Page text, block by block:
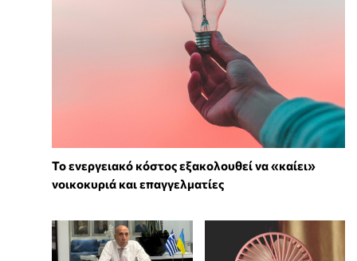
Το ενεργειακό κόστος εξακολουθεί να «καίει»
νοικοκυριά και επαγγελματίες